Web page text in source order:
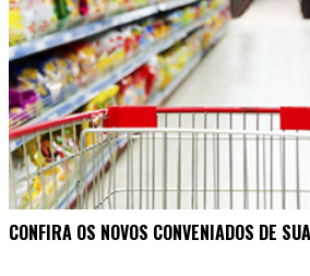
CONFIRA OS NOVOS CONVENIADOS DE